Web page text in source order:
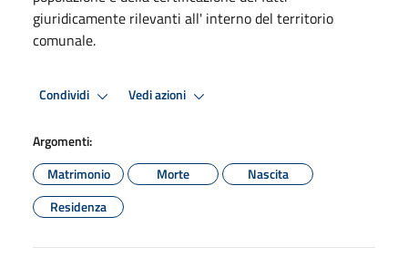
giuridicamente rilevanti all' interno del territorio
comunale.
Condividi Vedi azioni
Argomenti:
Matrimonio
Morte
Nascita
Residenza